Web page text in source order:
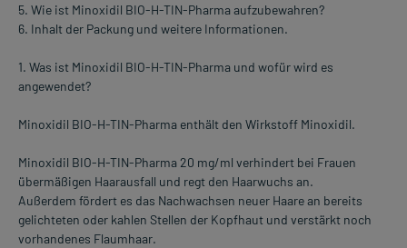
5. Wie ist Minoxidil BIO-H-TIN-Pharma aufzubewahren?
6. Inhalt der Packung und weitere Informationen.
1. Was ist Minoxidil BIO-H-TIN-Pharma und wofür wird es
angewendet?
Minoxidil BIO-H-TIN-Pharma enthält den Wirkstoff Minoxidil.
Minoxidil BIO-H-TIN-Pharma 20 mg/ml verhindert bei Frauen
übermäßigen Haarausfall und regt den Haarwuchs an.
Außerdem fördert es das Nachwachsen neuer Haare an bereits
gelichteten oder kahlen Stellen der Kopfhaut und verstärkt noch
vorhandenes Flaumhaar.